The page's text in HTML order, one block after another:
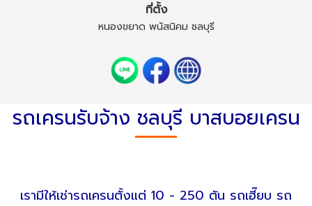
ที่ตั้ง
หนองขยาด พนัสนิคม ชลบุรี
รถเครนรับจ้าง ชลบุรี บาสบอยเครน
เรามีให้เช่ารถเครนตั้งแต่ 10 - 250 ตัน รถเฮี๊ยบ รถ